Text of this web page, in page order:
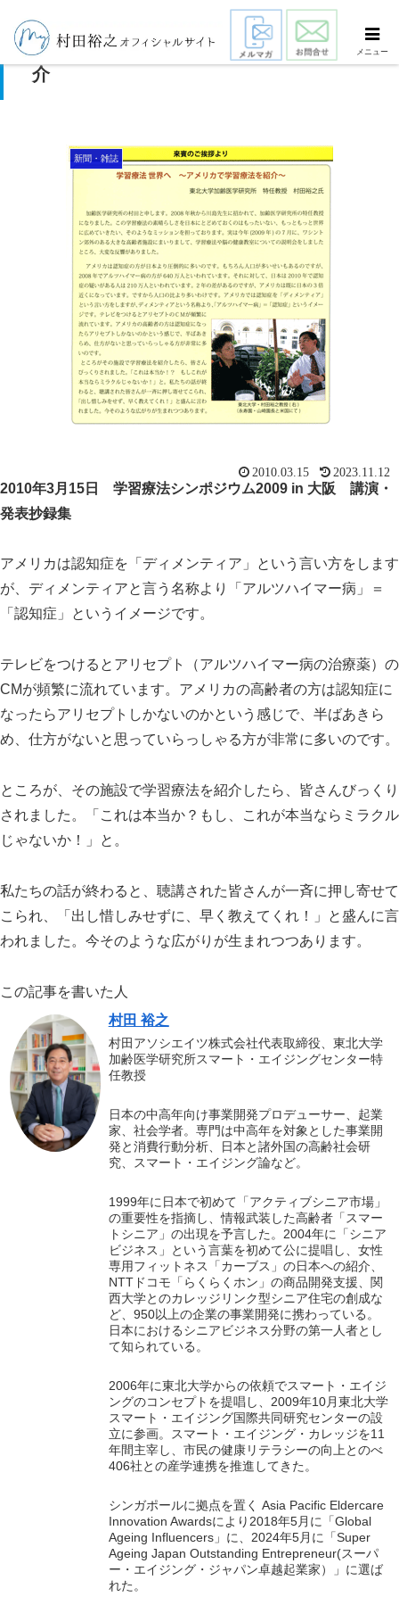
日本から世界へ 学習療法をアメリカに紹
介
新聞・雑誌
2010.03.15 2023.11.12
2010年3月15日 学習療法シンポジウム2009 in 大阪 講演・
発表抄録集
アメリカは認知症を「ディメンティア」という言い方をします
が、ディメンティアと言う名称より「アルツハイマー病」＝
「認知症」というイメージです。
テレビをつけるとアリセプト（アルツハイマー病の治療薬）の
CMが頻繁に流れています。アメリカの高齢者の方は認知症に
なったらアリセプトしかないのかという感じで、半ばあきら
め、仕方がないと思っていらっしゃる方が非常に多いのです。
ところが、その施設で学習療法を紹介したら、皆さんびっくり
されました。「これは本当か？もし、これが本当ならミラクル
じゃないか！」と。
私たちの話が終わると、聴講された皆さんが一斉に押し寄せて
こられ、「出し惜しみせずに、早く教えてくれ！」と盛んに言
われました。今そのような広がりが生まれつつあります。
この記事を書いた人
村田 裕之
村田アソシエイツ株式会社代表取締役、東北大学
加齢医学研究所スマート・エイジングセンター特
任教授
日本の中高年向け事業開発プロデューサー、起業
家、社会学者。専門は中高年を対象とした事業開
発と消費行動分析、日本と諸外国の高齢社会研
究、スマート・エイジング論など。
1999年に日本で初めて「アクティブシニア市場」
の重要性を指摘し、情報武装した高齢者「スマー
トシニア」の出現を予言した。2004年に「シニア
ビジネス」という言葉を初めて公に提唱し、女性
専用フィットネス「カーブス」の日本への紹介、
NTTドコモ「らくらくホン」の商品開発支援、関
西大学とのカレッジリンク型シニア住宅の創成な
ど、950以上の企業の事業開発に携わっている。
日本におけるシニアビジネス分野の第一人者とし
て知られている。
2006年に東北大学からの依頼でスマート・エイジ
ングのコンセプトを提唱し、2009年10月東北大学
スマート・エイジング国際共同研究センターの設
立に参画。スマート・エイジング・カレッジを11
年間主宰し、市民の健康リテラシーの向上とのべ
406社との産学連携を推進してきた。
シンガポールに拠点を置く Asia Pacific Eldercare
Innovation Awardsにより2018年5月に「Global
Ageing Influencers」に、2024年5月に「Super
Ageing Japan Outstanding Entrepreneur(スーパ
ー・エイジング・ジャパン卓越起業家）」に選ば
れた。
メニュー